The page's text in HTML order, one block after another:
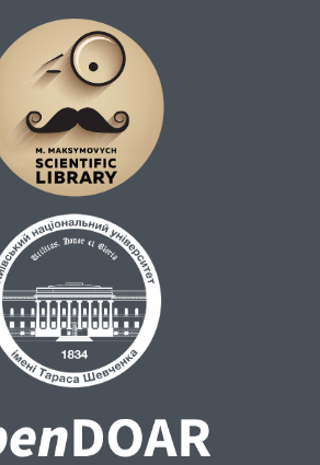
придатність для
на україномовних вибірках.
може стати основою для
втручань, спрямованих
страхів,
хімічними речовинами, і,
покращити результати
здоров'я.